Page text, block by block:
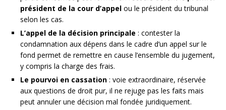
président de la cour d’appel ou le président du tribunal
selon les cas.
L’appel de la décision principale : contester la
condamnation aux dépens dans le cadre d’un appel sur le
fond permet de remettre en cause l’ensemble du jugement,
y compris la charge des frais.
Le pourvoi en cassation : voie extraordinaire, réservée
aux questions de droit pur, il ne rejuge pas les faits mais
peut annuler une décision mal fondée juridiquement.